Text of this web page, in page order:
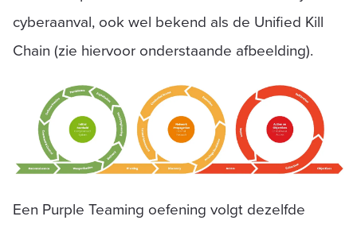
cyberaanval, ook wel bekend als de Unified Kill
Chain (zie hiervoor onderstaande afbeelding).
Een Purple Teaming oefening volgt dezelfde